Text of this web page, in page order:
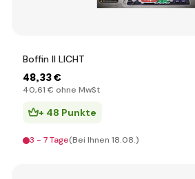
Boffin II LICHT
48,33 €
40,61 € ohne MwSt
+ 48 Punkte
3 - 7 Tage(Bei Ihnen 18.08.)